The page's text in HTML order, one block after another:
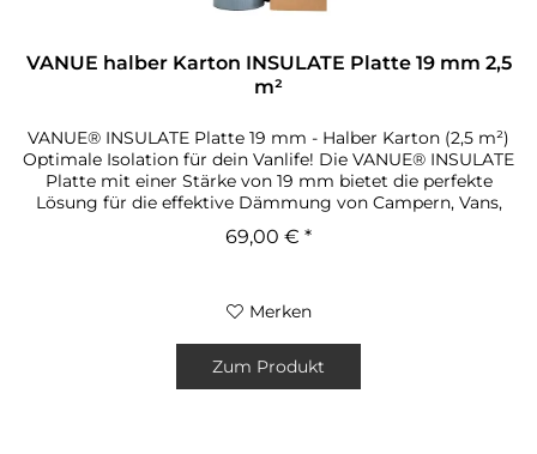
VANUE halber Karton INSULATE Platte 19 mm 2,5
m²
VANUE® INSULATE Platte 19 mm - Halber Karton (2,5 m²)
Optimale Isolation für dein Vanlife! Die VANUE® INSULATE
Platte mit einer Stärke von 19 mm bietet die perfekte
Lösung für die effektive Dämmung von Campern, Vans,
Booten und anderen...
69,00 € *
Merken
Zum Produkt